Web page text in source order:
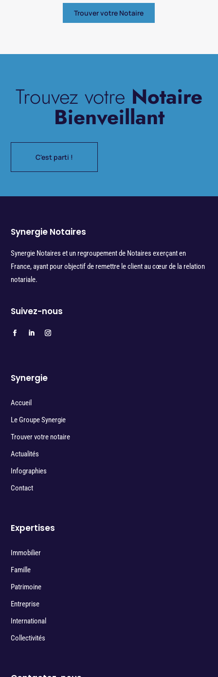
Trouver votre Notaire
Trouvez votre Notaire
Bienveillant
C'est parti !
Synergie Notaires
Synergie Notaires et un regroupement de Notaires exerçant en
France, ayant pour objectif de remettre le client au cœur de la relation
notariale.
Suivez-nous
Synergie
Accueil
Le Groupe Synergie
Trouver votre notaire
Actualités
Infographies
Contact
Expertises
Immobilier
Famille
Patrimoine
Entreprise
International
Collectivités